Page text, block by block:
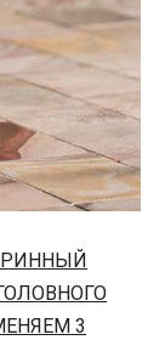
3